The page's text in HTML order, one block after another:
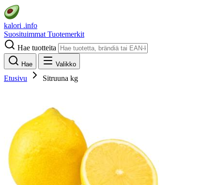
kalori .info
Suosituimmat Tuotemerkit
Hae tuotteita
Hae Valikko
Etusivu Sitruuna kg